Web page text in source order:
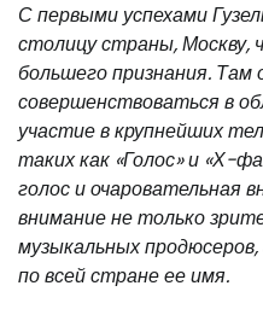
С первыми успехами
столицу страны,
большего признания. Там
совершенствоваться в
участие в крупнейших
таких как «Голос» и «Х-
голос и очаровательная
внимание не только
музыкальных
по всей стране ее имя.